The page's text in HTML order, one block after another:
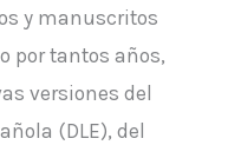
y manuscritos
por tantos años,
versiones del
(DLE), del